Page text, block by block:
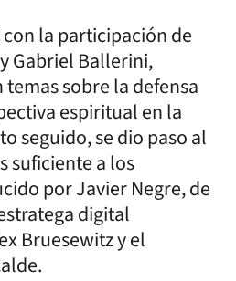
la participación de
Gabriel Ballerini,
sobre la defensa
espiritual en la
seguido, se dio paso al
suficiente a los
por Javier Negre, de
digital
Bruesewitz y el